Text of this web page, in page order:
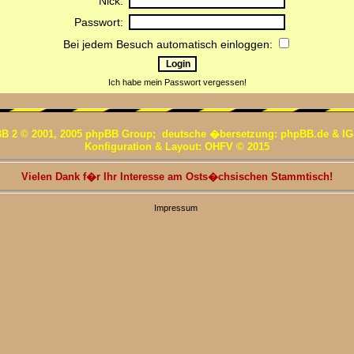
Passwort:
Bei jedem Besuch automatisch einloggen:
Ich habe mein Passwort vergessen!
2 © 2001, 2005 phpBB Group; deutsche �bersetzung: phpBB.de &
Konfiguration & Layout: OHFV © 2015
Vielen Dank f�r Ihr Interesse am Osts�chsischen Stammtisch!
Impressum